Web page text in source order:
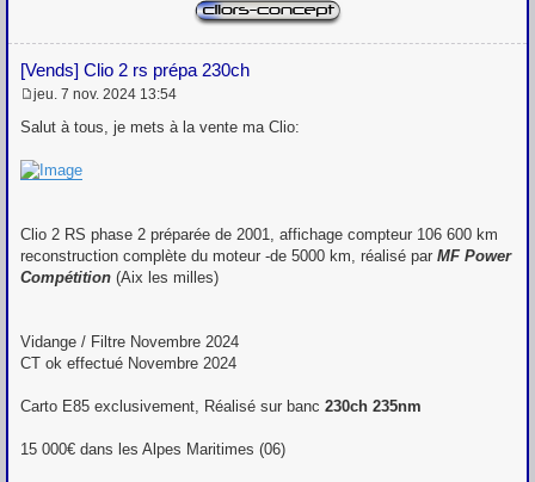
[Vends] Clio 2 rs prépa 230ch
e
s
a
jeu. 7 nov. 2024 13:54
Salut à tous, je mets à la vente ma Clio:
Clio 2 RS phase 2 préparée de 2001, affichage compteur 106 600 km
reconstruction complète du moteur -de 5000 km, réalisé par MF Power
Compétition (Aix les milles)
Vidange / Filtre Novembre 2024
CT ok effectué Novembre 2024
Carto E85 exclusivement, Réalisé sur banc 230ch 235nm
15 000€ dans les Alpes Maritimes (06)